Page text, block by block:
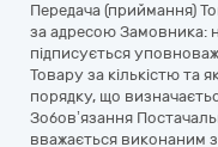
Передача (приймання)
за адресою Замовника:
підписується
Товару за кількістю та
порядку, що
Зобов’язання
вважається виконаним